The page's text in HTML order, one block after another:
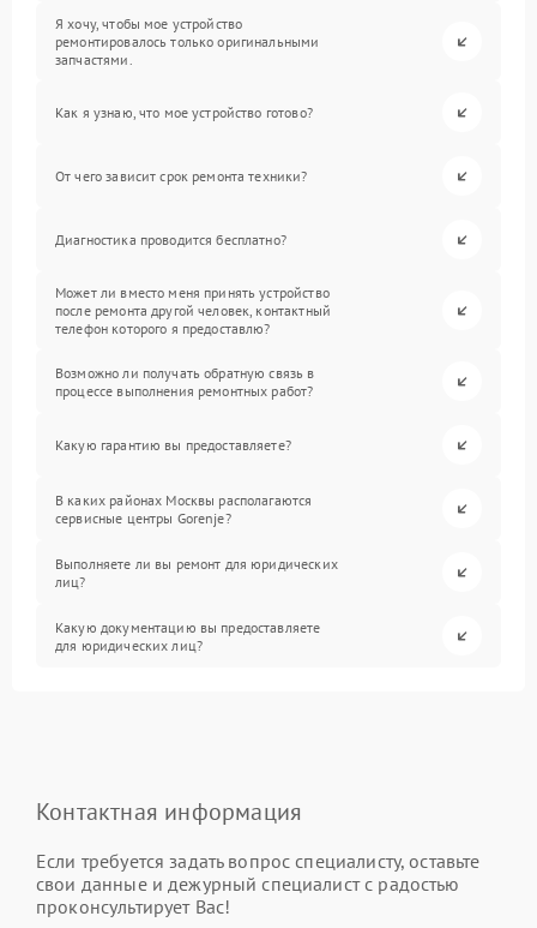
Я хочу, чтобы мое устройство
ремонтировалось только оригинальными
запчастями.
Как я узнаю, что мое устройство готово?
От чего зависит срок ремонта техники?
Диагностика проводится бесплатно?
Может ли вместо меня принять устройство
после ремонта другой человек, контактный
телефон которого я предоставлю?
Возможно ли получать обратную связь в
процессе выполнения ремонтных работ?
Какую гарантию вы предоставляете?
В каких районах Москвы располагаются
сервисные центры Gorenje?
Выполняете ли вы ремонт для юридических
лиц?
Какую документацию вы предоставляете
для юридических лиц?
Контактная информация
Если требуется задать вопрос специалисту, оставьте
свои данные и дежурный специалист с радостью
проконсультирует Вас!